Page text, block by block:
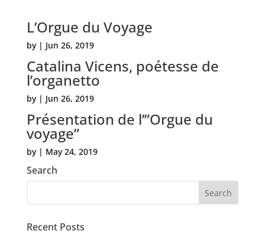
L’Orgue du Voyage
by | Jun 26, 2019
Catalina Vicens, poétesse de
l’organetto
by | Jun 26, 2019
Présentation de l’”Orgue du
voyage”
by | May 24, 2019
Search
Recent Posts